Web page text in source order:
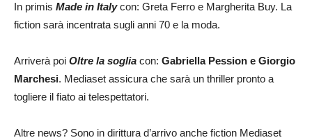
In primis Made in Italycon: Greta Ferro e Margherita Buy. La
fiction sarà incentrata sugli anni 70 e la moda.
Arriverà poi Oltre la soglia con: Gabriella Pession e Giorgio
Marchesi. Mediaset assicura che sarà un thriller pronto a
togliere il fiato ai telespettatori.
Altre news? Sono in dirittura d’arrivo anche fiction Mediaset